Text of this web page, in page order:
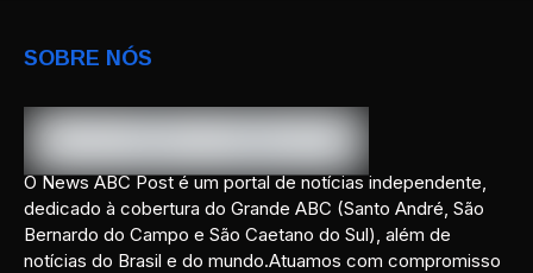
SOBRE NÓS
O News ABC Post é um portal de notícias independente,
dedicado à cobertura do Grande ABC (Santo André, São
Bernardo do Campo e São Caetano do Sul), além de
notícias do Brasil e do mundo.Atuamos com compromisso